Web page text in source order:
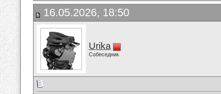
16.05.2026, 18:50
Urika
Собеседник